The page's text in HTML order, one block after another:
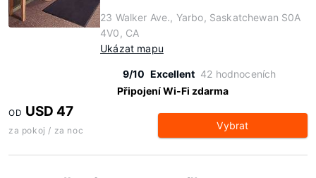
23 Walker Ave., Yarbo, Saskatchewan S0A
4V0, CA
Ukázat mapu
9/10 Excellent 42 hodnoceních
Připojení Wi-Fi zdarma
OD USD 47
za pokoj / za noc Vybrat